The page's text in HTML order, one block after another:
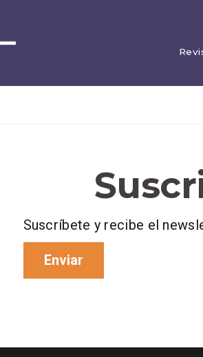
Suscríbete y recibe el
Enviar